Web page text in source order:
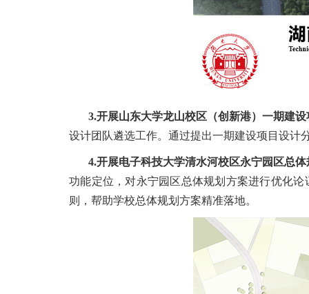
3.开展山东大学龙山校区（创新港）一期建
设计团队遴选工作。通过提出一期建设项目设计
4.开展电子科技大学清水河校区永宁园区总
功能定位，对永宁园区总体规划方案进行优化
则，帮助学校总体规划方案精准落地。